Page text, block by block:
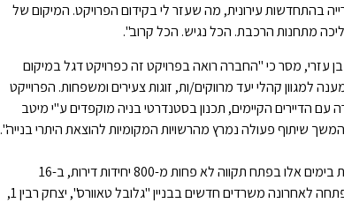
בהתחדשות עירונית, מה שעזר לי בקידום הפרויקט. המיקום של
מתחנות הרכבת. הכל נגיש. הכל קרוב".
עזרי, מסר כי "החברה רואה בפרויקט זה כפרויקט דגל במיקום
למגוון קהלי יעד מרווקים/ות, זוגות צעירים ומשפחות. הפרוייקט
עם הדיירים הקיימים, תכנון בסטנדרטי בניה מוקפדים ע"י מיטב
שיתוף פעולה נמרץ מהרשויות המקומיות להוצאת היתרי בנייה".
שיא עינב מתכננת ויוזמת בימים אלו בפתח תקווה לא פחות מ-800 יחידות דירות, ב-16
פרויקטים ברחבי העיר ופתחה לאחרונה משרדים חדשים בבניין "גלובל טאוורס", יצחק רבין 1,